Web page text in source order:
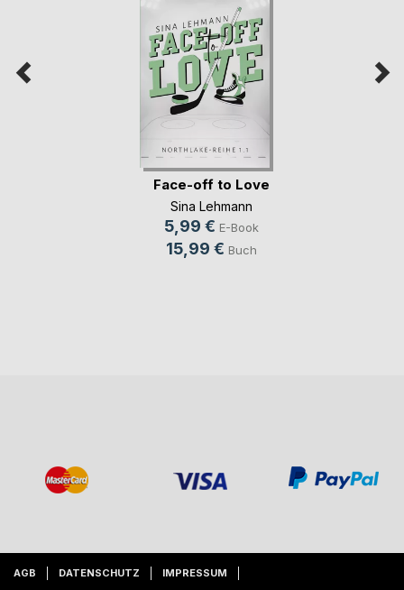
Face-off to Love
Sina Lehmann
5,99 € E-Book
15,99 € Buch
AGB DATENSCHUTZ IMPRESSUM